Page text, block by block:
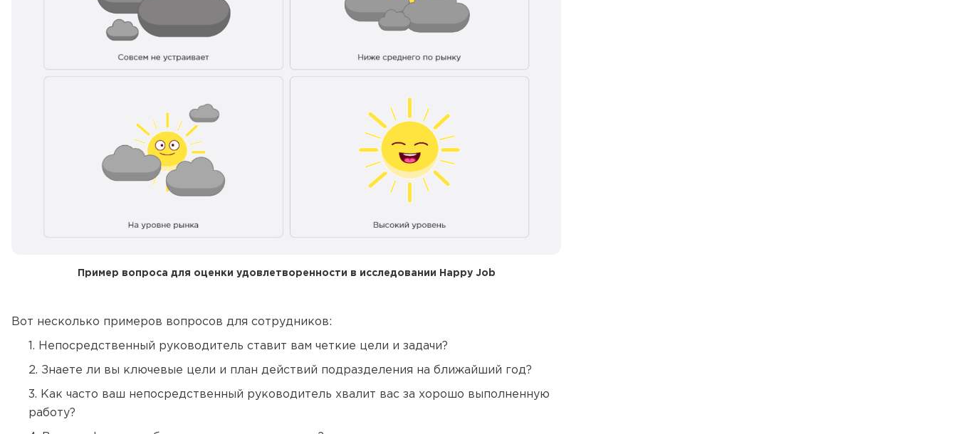
Пример вопроса для оценки удовлетворенности в исследовании Happy Job
Вот несколько примеров вопросов для сотрудников:
Непосредственный руководитель ставит вам четкие цели и задачи?
Знаете ли вы ключевые цели и план действий подразделения на ближайший год?
Как часто ваш непосредственный руководитель хвалит вас за хорошо выполненную
работу?